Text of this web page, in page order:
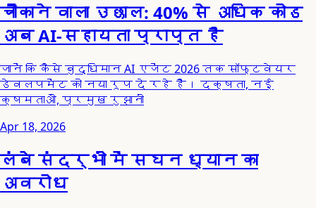
चौंकाने वाला उछाल: 40% से अधिक कोड
अब AI-सहायता प्राप्त है
जानें कि कैसे बुद्धिमान AI एजेंट 2026 तक सॉफ्टवेयर
डेवलपमेंट को नया रूप दे रहे हैं। दक्षता, नई
क्षमताओं, प्रमुख रुझानों
Apr 18, 2026
लंबे संदर्भों में सघन ध्यान का
अवरोध